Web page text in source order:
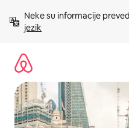
sadržaj
Neke su informacije
jezik